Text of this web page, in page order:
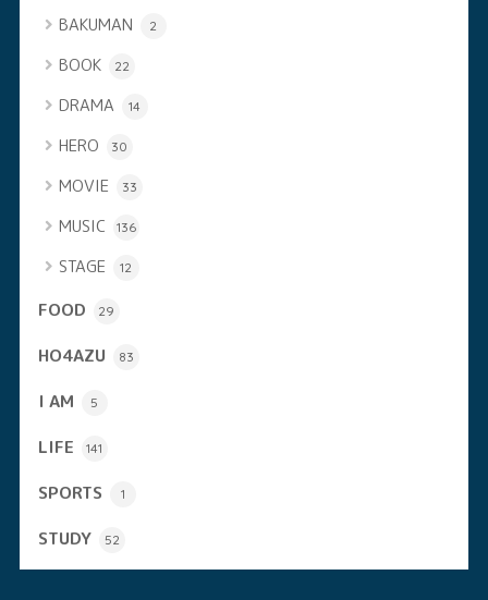
BAKUMAN 2
BOOK 22
DRAMA 14
HERO 30
MOVIE 33
MUSIC 136
STAGE 12
FOOD 29
HO4AZU 83
I AM 5
LIFE 141
SPORTS 1
STUDY 52